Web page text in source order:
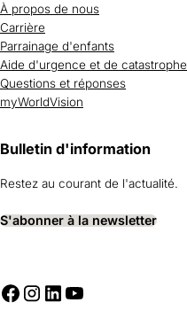
À propos de nous
Carrière
Parrainage d'enfants
Aide d'urgence et de catastrophe
Questions et réponses
myWorldVision
Bulletin d'information
Restez au courant de l'actualité.
S'abonner à la newsletter